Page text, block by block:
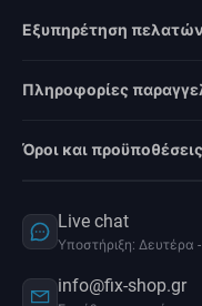
Εξυπηρέτηση πελατών
Πληροφορίες
Όροι και προϋποθέσεις
Live chat
Υποστήριξη: Δευτέρα
info@fix-shop.gr